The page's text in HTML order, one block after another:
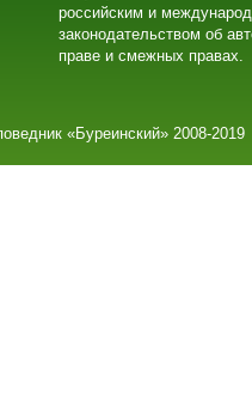
российским и
законодательством об
праве и смежных правах.
«Буреинский» 2008-2019